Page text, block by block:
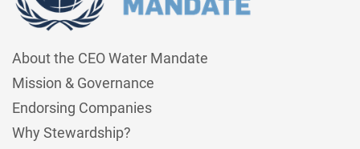
About the CEO Water Mandate
Mission & Governance
Endorsing Companies
Why Stewardship?